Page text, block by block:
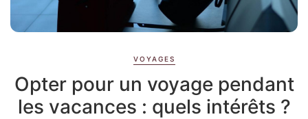
VOYAGES
Opter pour un voyage pendant
les vacances : quels intérêts ?